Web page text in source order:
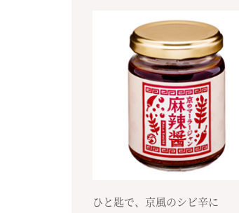
ひと匙で、京風のシビ辛に